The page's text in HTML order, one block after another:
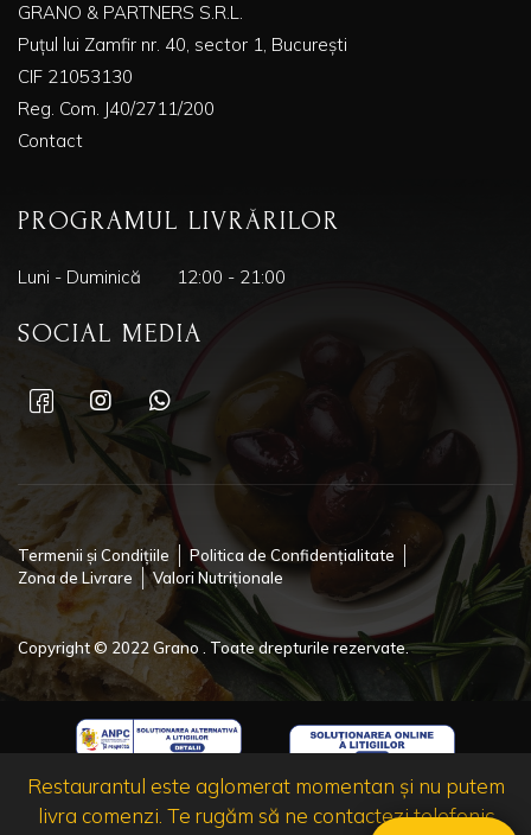
GRANO & PARTNERS S.R.L.
Puțul lui Zamfir nr. 40, sector 1, București
CIF 21053130
Reg. Com. J40/2711/200
Contact
PROGRAMUL LIVRĂRILOR
Luni - Duminică 12:00 - 21:00
SOCIAL MEDIA
Termenii și Condițiile
Politica de Confidențialitate
Zona de Livrare
Valori Nutriționale
Copyright © 2022 Grano . Toate drepturile rezervate.
Restaurantul este aglomerat momentan și nu putem
livra comenzi. Te rugăm să ne contactezi telefonic